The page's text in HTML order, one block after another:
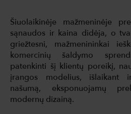
Šiuolaikinėje mažmeninėje
sąnaudos ir kaina didėja, o
griežtesni, mažmenininkai
komercinių šaldymo
patenkinti šį klientų poreikį,
įrangos modelius, išlaikant
našumą, eksponuojamų
modernų dizainą.